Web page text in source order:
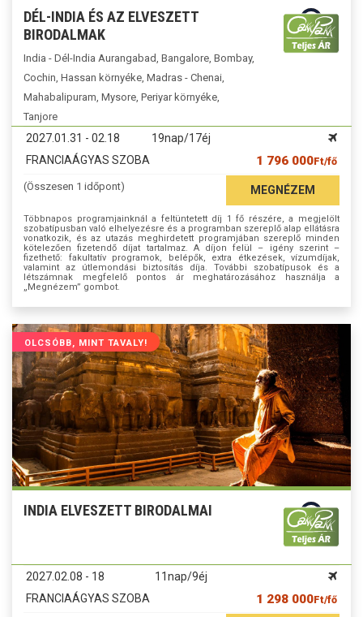
DÉL-INDIA ÉS AZ ELVESZETT
BIRODALMAK
India - Dél-India Aurangabad, Bangalore, Bombay,
Cochin, Hassan környéke, Madras - Chenai,
Mahabalipuram, Mysore, Periyar környéke,
Tanjore
2027.01.31 - 02.18
19nap/17éj
FRANCIAÁGYAS SZOBA
1 796 000Ft/fő
(Összesen 1 időpont) MEGNÉZEM
Többnapos programjainknál a feltüntetett díj 1 fő részére, a megjelölt
szobatípusban való elhelyezésre és a programban szereplő alap ellátásra
vonatkozik, és az utazás meghirdetett programjában szereplő minden
kötelezően fizetendő díjat tartalmaz. A díjon felül – igény szerint –
fizethető: fakultatív programok, belépők, extra étkezések, vízumdíjak,
valamint az útlemondási biztosítás díja. További szobatípusok és a
létszámnak megfelelő pontos ár meghatározásához használja a
„Megnézem” gombot.
OLCSÓBB, MINT TAVALY!
INDIA ELVESZETT BIRODALMAI
2027.02.08 - 18
11nap/9éj
FRANCIAÁGYAS SZOBA
1 298 000Ft/fő